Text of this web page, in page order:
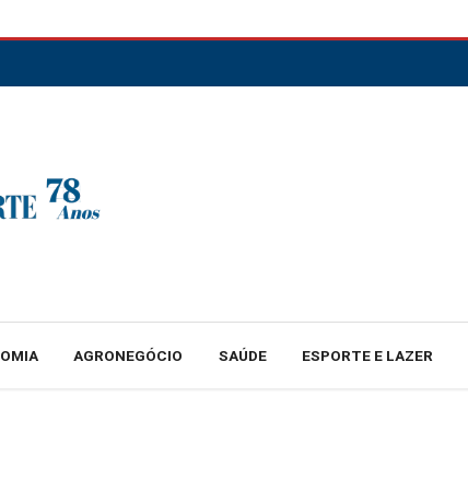
AGRONEGÓCIO SAÚDE ESPORTE E LAZER